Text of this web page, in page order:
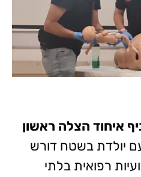
איחוד הצלה ראשון
יולדת בשטח דורש
רפואית בלתי